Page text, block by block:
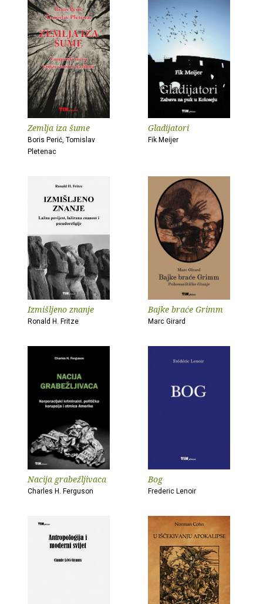
Zemlja iza šume
Boris Perić, Tomislav
Pletenac
Gladijatori
Fik Meijer
Izmišljeno znanje
Ronald H. Fritze
Bajke braće Grimm
Marc Girard
Nacija grabežljivaca
Charles H. Ferguson
Bog
Frederic Lenoir